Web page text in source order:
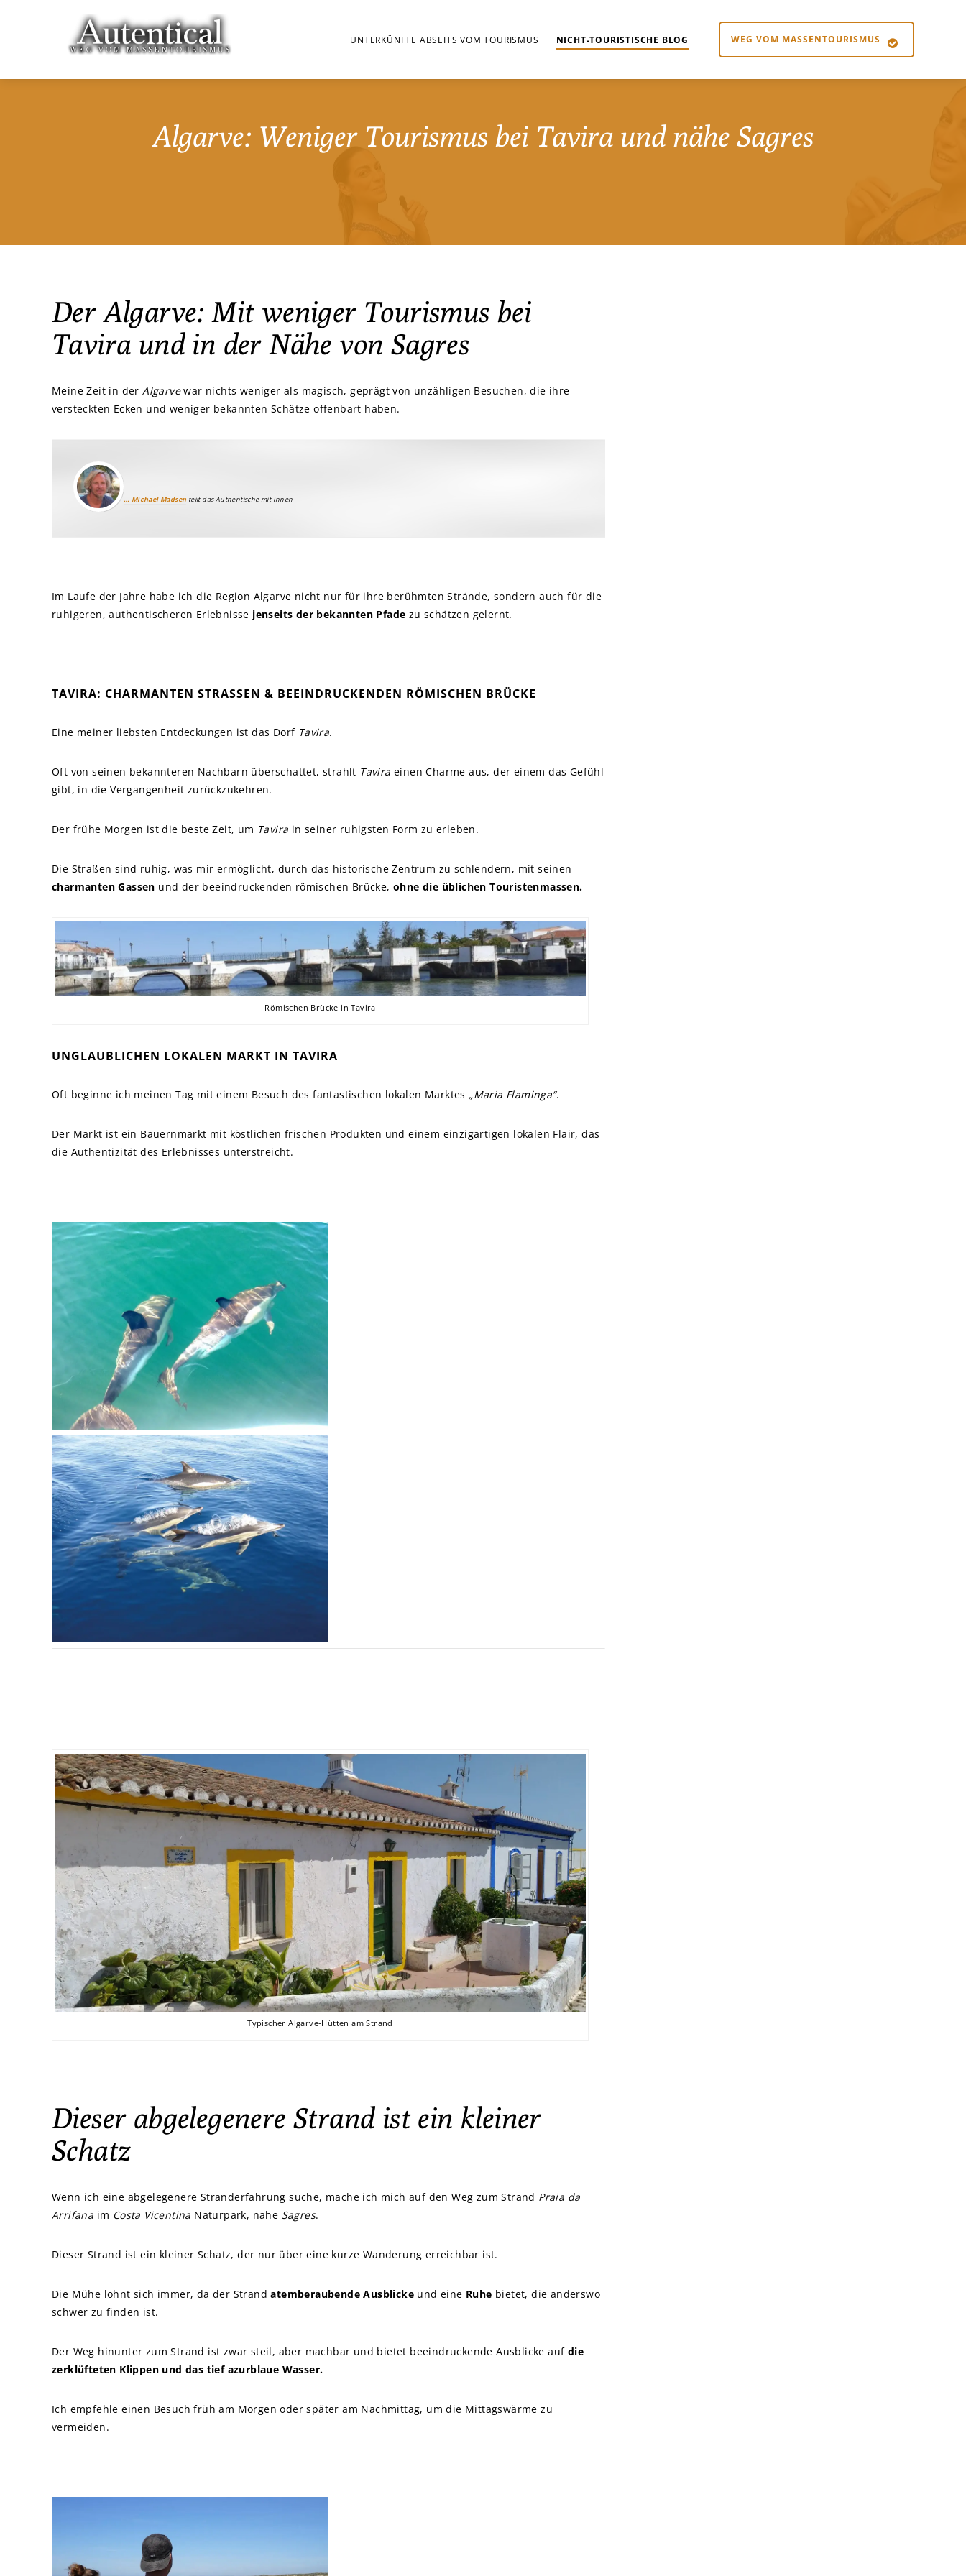
WEG VOM MASSENTOURISMUS
UNTERKÜNFTE ABSEITS VOM TOURISMUS NICHT-TOURISTISCHE BLOG
Algarve: Weniger Tourismus bei Tavira und nähe Sagres
Der Algarve: Mit weniger Tourismus bei
Tavira und in der Nähe von Sagres
Meine Zeit in derAlgarvewar nichts weniger als magisch, geprägt von unzähligen Besuchen, die ihre
versteckten Ecken und weniger bekannten Schätze offenbart haben.
… Michael Madsen teilt das Authentische mit Ihnen
Im Laufe der Jahre habe ich die Region Algarve nicht nur für ihre berühmten Strände, sondern auch für die
ruhigeren, authentischeren Erlebnisse jenseits der bekannten Pfade zu schätzen gelernt.
TAVIRA: CHARMANTEN STRASSEN & BEEINDRUCKENDEN RÖMISCHEN BRÜCKE
Eine meiner liebsten Entdeckungen ist das Dorf Tavira.
Oft von seinen bekannteren Nachbarn überschattet, strahlt Tavira einen Charme aus, der einem das Gefühl
gibt, in die Vergangenheit zurückzukehren.
Der frühe Morgen ist die beste Zeit, um Tavira in seiner ruhigsten Form zu erleben.
Die Straßen sind ruhig, was mir ermöglicht, durch das historische Zentrum zu schlendern, mit seinen
charmanten Gassen und der beeindruckenden römischen Brücke,ohne die üblichen Touristenmassen.
Römischen Brücke in Tavira
UNGLAUBLICHEN LOKALEN MARKT IN TAVIRA
Oft beginne ich meinen Tag mit einem Besuch des fantastischen lokalen Marktes „Maria Flaminga“.
Der Markt ist ein Bauernmarkt mit köstlichen frischen Produkten und einem einzigartigen lokalen Flair, das
die Authentizität des Erlebnisses unterstreicht.
Typischer Algarve-Hütten am Strand
Dieser abgelegenere Strand ist ein kleiner
Schatz
Wenn ich eine abgelegenere Stranderfahrung suche, mache ich mich auf den Weg zum Strand Praia da
Arrifana im Costa Vicentina Naturpark, nahe Sagres.
Dieser Strand ist ein kleiner Schatz, der nur über eine kurze Wanderung erreichbar ist.
Die Mühe lohnt sich immer, da der Strandatemberaubende Ausblicke und eine Ruhe bietet, die anderswo
schwer zu finden ist.
Der Weg hinunter zum Strand ist zwar steil, aber machbar und bietet beeindruckende Ausblicke auf die
zerklüfteten Klippen und das tief azurblaue Wasser.
Ich empfehle einen Besuch früh am Morgen oder später am Nachmittag, um die Mittagswärme zu
vermeiden.